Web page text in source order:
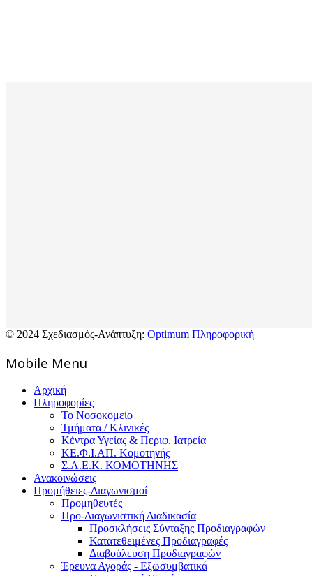
© 2024 Σχεδιασμός-Ανάπτυξη: Optimum Πληροφορική
Mοbile Menu
Αρχική
Πληροφορίες
Το Νοσοκομείο
Τμήματα / Κλινικές
Κέντρα Υγείας & Περιφ. Ιατρεία
ΚΕ.Φ.Ι.ΑΠ. Κομοτηνής
Σ.Α.Ε.Κ. ΚΟΜΟΤΗΝΗΣ
Ανακοινώσεις
Προμήθειες-Διαγωνισμοί
Προμηθευτές
Προ-Διαγωνιστική Διαδικασία
Προσκλήσεις Σύνταξης Προδιαγραφών
Κατατεθειμένες Προδιαγραφές
Διαβούλευση Προδιαγραφών
Έρευνα Αγοράς - Εξωσυμβατικά